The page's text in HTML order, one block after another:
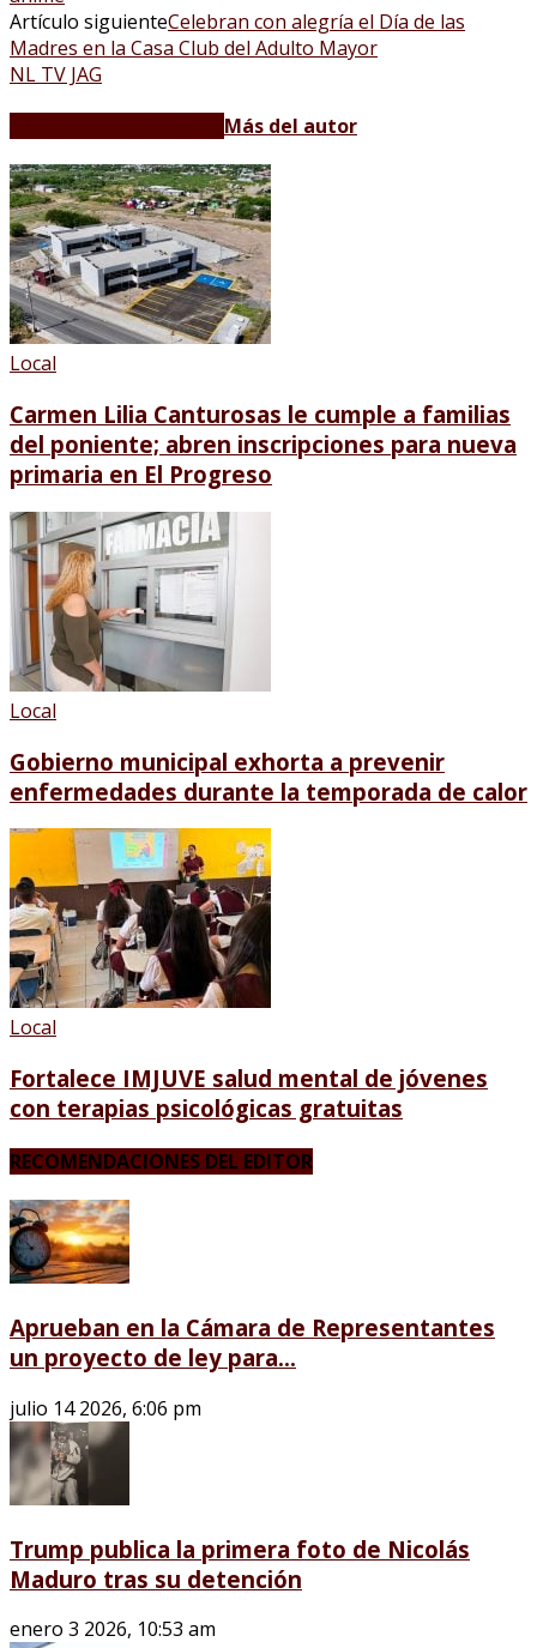
Artículo siguienteCelebran con alegría el Día de las
Madres en la Casa Club del Adulto Mayor
NL TV JAG
Más del autor
Local
Carmen Lilia Canturosas le cumple a familias
del poniente; abren inscripciones para nueva
primaria en El Progreso
Local
Gobierno municipal exhorta a prevenir
enfermedades durante la temporada de calor
Local
Fortalece IMJUVE salud mental de jóvenes
con terapias psicológicas gratuitas
RECOMENDACIONES DEL EDITOR
Aprueban en la Cámara de Representantes
un proyecto de ley para...
julio 14 2026, 6:06 pm
Trump publica la primera foto de Nicolás
Maduro tras su detención
enero 3 2026, 10:53 am